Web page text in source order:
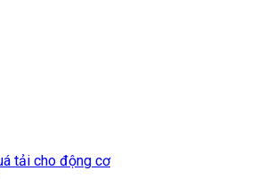
tải cho động cơ